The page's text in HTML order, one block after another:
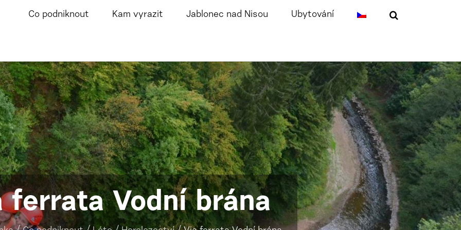
Co podniknout Kam vyrazit Jablonec nad Nisou Ubytování
ferrata Vodní brána